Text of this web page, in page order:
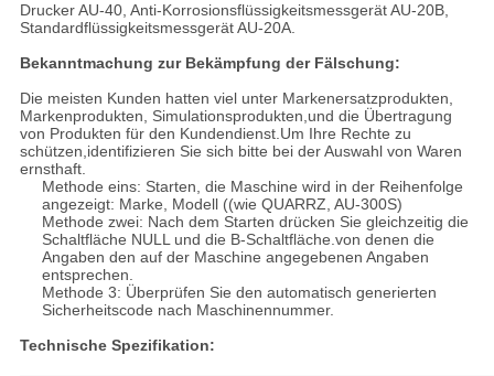
Drucker AU-40, Anti-Korrosionsflüssigkeitsmessgerät AU-20B,
Standardflüssigkeitsmessgerät AU-20A.
Bekanntmachung zur Bekämpfung der Fälschung:
Die meisten Kunden hatten viel unter Markenersatzprodukten,
Markenprodukten, Simulationsprodukten,und die Übertragung
von Produkten für den Kundendienst.Um Ihre Rechte zu
schützen,identifizieren Sie sich bitte bei der Auswahl von Waren
ernsthaft.
Methode eins: Starten, die Maschine wird in der Reihenfolge
angezeigt: Marke, Modell ((wie QUARRZ, AU-300S)
Methode zwei: Nach dem Starten drücken Sie gleichzeitig die
Schaltfläche NULL und die B-Schaltfläche.von denen die
Angaben den auf der Maschine angegebenen Angaben
entsprechen.
Methode 3: Überprüfen Sie den automatisch generierten
Sicherheitscode nach Maschinennummer.
Technische Spezifikation: